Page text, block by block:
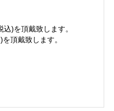
込)を頂戴致します。
頂戴致します。